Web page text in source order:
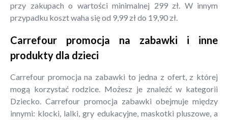
przy zakupach o wartości minimalnej 299 zł. W innym
przypadku koszt waha się od 9,99 zł do 19,90 zł.
Carrefour promocja na zabawki i inne
produkty dla dzieci
Carrefour promocja na zabawki to jedna z ofert, z której
mogą korzystać rodzice. Możesz je znaleźć w kategorii
Dziecko. Carrefour promocja zabawki obejmuje między
innymi: klocki, lalki, gry edukacyjne, maskotki pluszowe, a